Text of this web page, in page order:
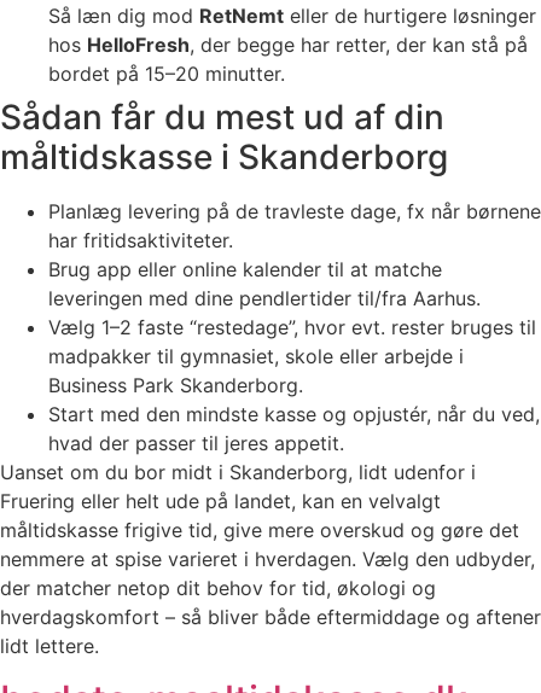
Så læn dig mod RetNemt eller de hurtigere løsninger
hos HelloFresh, der begge har retter, der kan stå på
bordet på 15–20 minutter.
Sådan får du mest ud af din
måltidskasse i Skanderborg
Planlæg levering på de travleste dage, fx når børnene
har fritidsaktiviteter.
Brug app eller online kalender til at matche
leveringen med dine pendlertider til/fra Aarhus.
Vælg 1–2 faste “restedage”, hvor evt. rester bruges til
madpakker til gymnasiet, skole eller arbejde i
Business Park Skanderborg.
Start med den mindste kasse og opjustér, når du ved,
hvad der passer til jeres appetit.
Uanset om du bor midt i Skanderborg, lidt udenfor i
Fruering eller helt ude på landet, kan en velvalgt
måltidskasse frigive tid, give mere overskud og gøre det
nemmere at spise varieret i hverdagen. Vælg den udbyder,
der matcher netop dit behov for tid, økologi og
hverdagskomfort – så bliver både eftermiddage og aftener
lidt lettere.